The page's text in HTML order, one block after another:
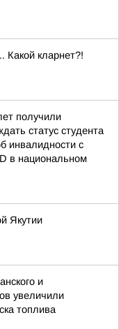
Какой кларнет?!
получили
статус студента
инвалидности с
в национальном
Якутии
и
увеличили
топлива